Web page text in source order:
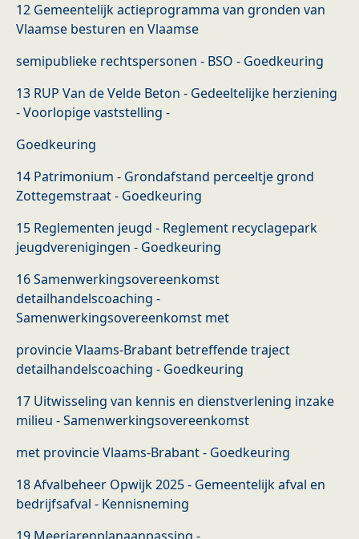
12 Gemeentelijk actieprogramma van gronden van
Vlaamse besturen en Vlaamse
semipublieke rechtspersonen - BSO - Goedkeuring
13 RUP Van de Velde Beton - Gedeeltelijke herziening
- Voorlopige vaststelling -
Goedkeuring
14 Patrimonium - Grondafstand perceeltje grond
Zottegemstraat - Goedkeuring
15 Reglementen jeugd - Reglement recyclagepark
jeugdverenigingen - Goedkeuring
16 Samenwerkingsovereenkomst
detailhandelscoaching -
Samenwerkingsovereenkomst met
provincie Vlaams-Brabant betreffende traject
detailhandelscoaching - Goedkeuring
17 Uitwisseling van kennis en dienstverlening inzake
milieu - Samenwerkingsovereenkomst
met provincie Vlaams-Brabant - Goedkeuring
18 Afvalbeheer Opwijk 2025 - Gemeentelijk afval en
bedrijfsafval - Kennisneming